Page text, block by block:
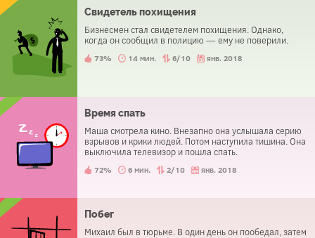
Свидетель похищения
Бизнесмен стал свидетелем похищения. Однако,
когда он сообщил в полицию — ему не поверили.
73% 14 мин. 6/10 янв. 2018
Время спать
Маша смотрела кино. Внезапно она услышала серию
взрывов и крики людей. Потом наступила тишина. Она
выключила телевизор и пошла спать.
72% 6 мин. 2/10 янв. 2018
Побег
Михаил был в тюрьме. В один день он пообедал, затем